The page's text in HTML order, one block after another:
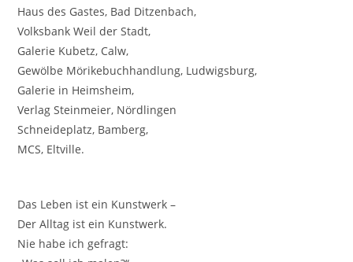
Haus des Gastes, Bad Ditzenbach,
Volksbank Weil der Stadt,
Galerie Kubetz, Calw,
Gewölbe Mörikebuchhandlung, Ludwigsburg,
Galerie in Heimsheim,
Verlag Steinmeier, Nördlingen
Schneideplatz, Bamberg,
MCS, Eltville.
Das Leben ist ein Kunstwerk –
Der Alltag ist ein Kunstwerk.
Nie habe ich gefragt: